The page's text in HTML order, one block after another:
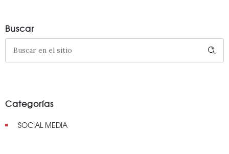
Buscar
Categorías
SOCIAL MEDIA